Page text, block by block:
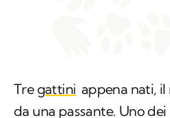
Tregattini appena nati,
da una passante. Uno